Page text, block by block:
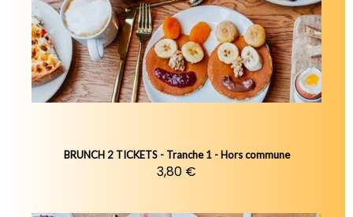
BRUNCH 2 TICKETS - Tranche 1 - Hors commune
3,80 €